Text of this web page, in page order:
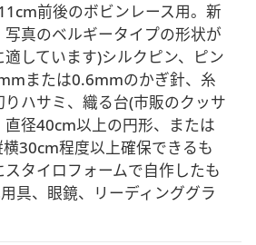
前後のボビンレース用。新
真のベルギータイプの形状が
しています)シルクピン、ピン
または0.6mmのかぎ針、糸
ハサミ、織る台(市販のクッサ
直径40cm以上の円形、または
30cm程度以上確保できるも
タイロフォームで自作したも
具、眼鏡、リーディンググラ